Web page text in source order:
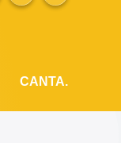
CANTA.